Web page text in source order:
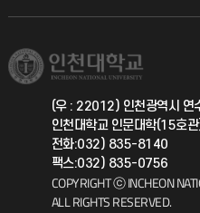
취업정보(학생)
학생서비스 지킴이
총동문회
국제지원과
공자아카데미
기초교육원
(우 : 22012) 인천광역시 연
인천대학교 인문대학(15호
전화:032) 835-8140
팩스:032) 835-0756
COPYRIGHT ⓒ INCHEON
ALL RIGHTS RESERVED.